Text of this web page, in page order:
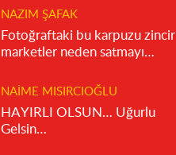
NAZIM ŞAFAK
Fotoğraftaki bu karpuzu zincir
marketler neden satmayı
NAIME MISIRCIOĞLU
HAYIRLI OLSUN… Uğurlu
Gelsin…